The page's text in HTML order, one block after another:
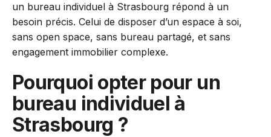
un bureau individuel à Strasbourg répond à un
besoin précis. Celui de disposer d’un espace à soi,
sans open space, sans bureau partagé, et sans
engagement immobilier complexe.
Pourquoi opter pour un
bureau individuel à
Strasbourg ?